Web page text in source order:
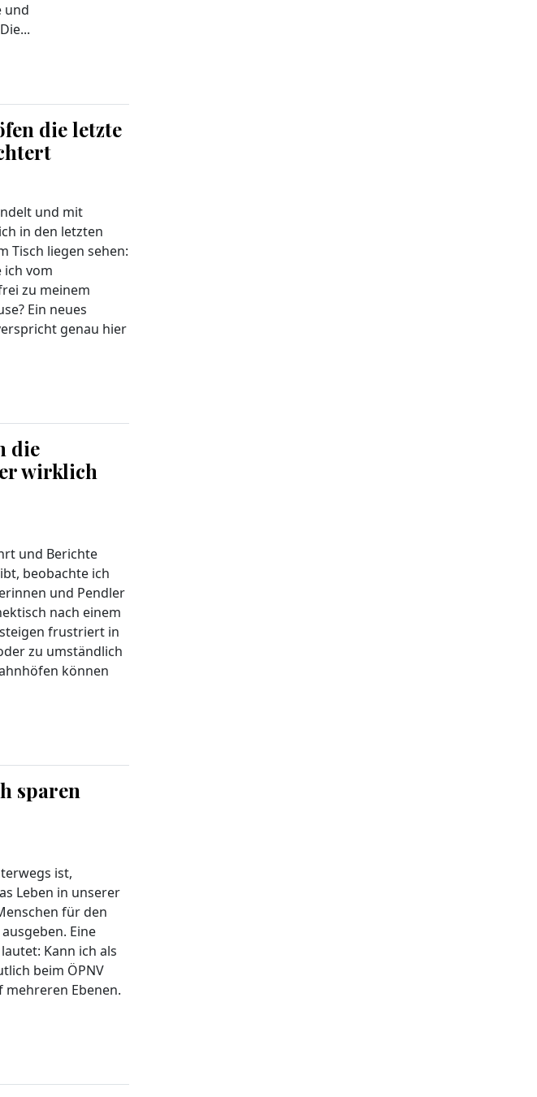
und
die letzte
und mit
in den letzten
Tisch liegen sehen:
ich vom
zu meinem
Ein neues
genau hier
die
wirklich
und Berichte
beobachte ich
und Pendler
nach einem
frustriert in
zu umständlich
können
sparen
ist,
Leben in unserer
für den
Eine
Kann ich als
beim ÖPNV
Ebenen.